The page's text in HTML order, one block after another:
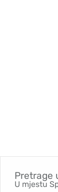
Pretrage
U mjestu